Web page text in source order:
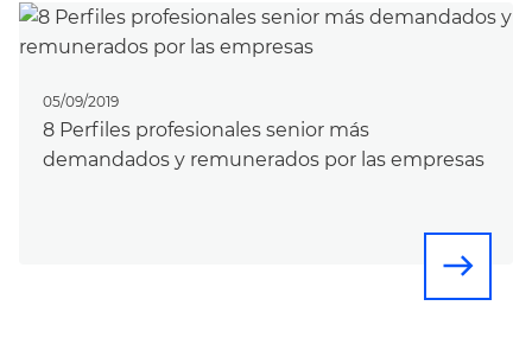
05/09/2019
8 Perfiles profesionales senior más
demandados y remunerados por las empresas
east